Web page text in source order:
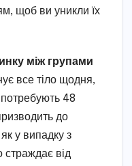
щоб ви уникли їх
між групами
все тіло щодня,
48
до
у випадку з
страждає від